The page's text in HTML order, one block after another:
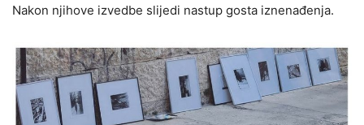
Nakon njihove izvedbe slijedi nastup gosta iznenađenja.